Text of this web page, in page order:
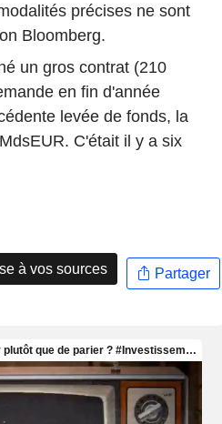
précises ne sont
Bloomberg.
un gros contrat (210
en fin d'année
levée de fonds, la
C'était il y a six
à vos sources Partager